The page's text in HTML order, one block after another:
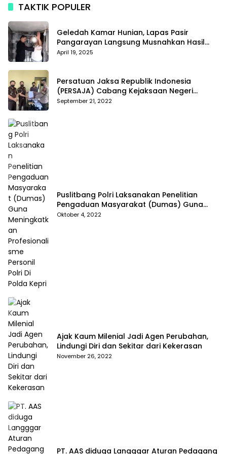
TAKTIK POPULER
Geledah Kamar Hunian, Lapas Pasir
Pangarayan Langsung Musnahkan Hasil
Temuan
April 19, 2025
Persatuan Jaksa Republik Indonesia
(PERSAJA) Cabang Kejaksaan Negeri
Tanggamus resmi melaporkan Alvin Lim ke
September 21, 2022
Puslitbang Polri Laksanakan Penelitian
Pengaduan Masyarakat (Dumas) Guna
Meningkatkan Profesionalisme Personil Polri
Oktober 4, 2022
Ajak Kaum Milenial Jadi Agen Perubahan,
Lindungi Diri dan Sekitar dari Kekerasan
November 26, 2022
PT. AAS diduga Langggar Aturan Pedagang